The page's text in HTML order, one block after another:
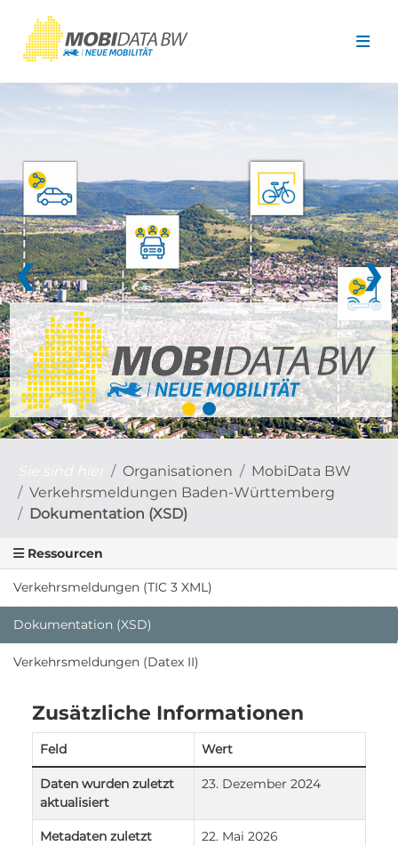
❮ ❯
Organisationen
MobiData BW
Verkehrsmeldungen Baden-Württemberg
Dokumentation (XSD)
Ressourcen
Verkehrsmeldungen (TIC 3 XML)
Dokumentation (XSD)
Verkehrsmeldungen (Datex II)
Zusätzliche Informationen
Feld Wert
Daten wurden zuletzt
aktualisiert
23. Dezember 2024
Metadaten zuletzt
22. Mai 2026